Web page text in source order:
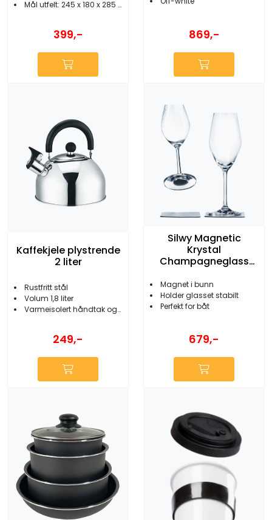
Mål utfelt: 245 x 180 x 285 mm
399,- 869,-
Kaffekjele plystrende
2 liter
Rustfritt stål
Volum 1,8 liter
Varmeisolert håndtak og knott
249,-
Silwy Magnetic
Krystal
Champagneglass
Pads
Magnet i bunn
Holder glasset stabilt
Perfekt for båt
679,-